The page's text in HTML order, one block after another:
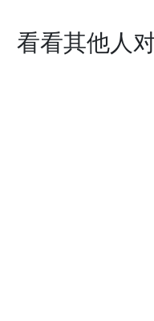
看看其他人